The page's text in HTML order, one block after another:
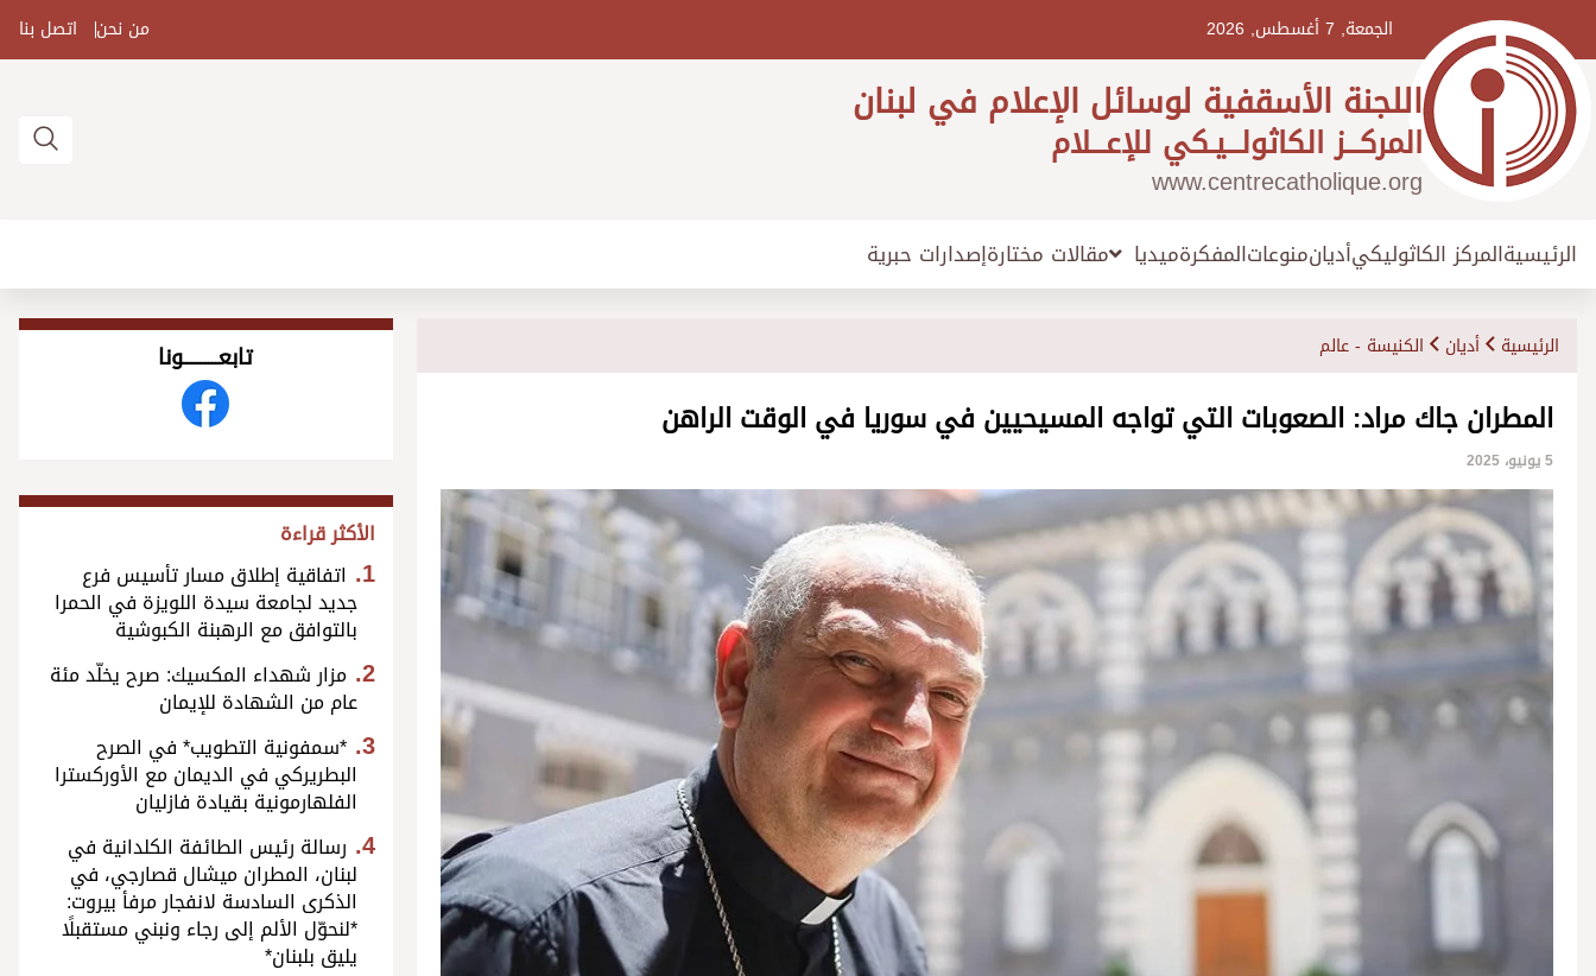
الجمعة, 7 أغسطس, 2026 من نحن اتصل بنا
اللجنة الأسقفية لوسائل الإعلام في لبنان
المركـــز الكاثولـــيـكي للإعـــلام
www.centrecatholique.org
الرئيسيةالمركز الكاثوليكيأديانمنوعاتالمفكرةميديا مقالات مختارةإصدارات حبرية
الرئيسية أديان الكنيسة - عالم
المطران جاك مراد: الصعوبات التي تواجه المسيحيين في سوريا في الوقت الراهن
5 يونيو، 2025
تابعــــــــــونا
الأكثر قراءة
اتفاقية إطلاق مسار تأسيس فرع
جديد لجامعة سيدة اللويزة في الحمرا
بالتوافق مع الرهبنة الكبوشية
مزار شهداء المكسيك: صرح يخلّد مئة
عام من الشهادة للإيمان
*سمفونية التطويب* في الصرح
البطريركي في الديمان مع الأوركسترا
الفلهارمونية بقيادة فازليان
رسالة رئيس الطائفة الكلدانية في
لبنان، المطران ميشال قصارجي، في
الذكرى السادسة لانفجار مرفأ بيروت:
*لنحوّل الألم إلى رجاء ونبني مستقبلًا
يليق بلبنان*